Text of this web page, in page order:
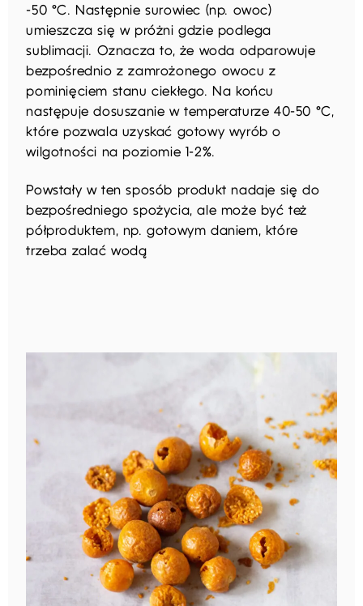
-50 °C. Następnie surowiec (np. owoc)
umieszcza się w próżni gdzie podlega
sublimacji. Oznacza to, że woda odparowuje
bezpośrednio z zamrożonego owocu z
pominięciem stanu ciekłego. Na końcu
następuje dosuszanie w temperaturze 40-50 °C,
które pozwala uzyskać gotowy wyrób o
wilgotności na poziomie 1-2%.
Powstały w ten sposób produkt nadaje się do
bezpośredniego spożycia, ale może być też
półproduktem, np. gotowym daniem, które
trzeba zalać wodą